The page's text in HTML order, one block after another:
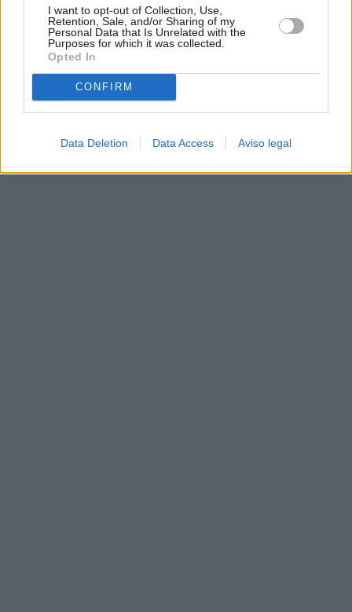
I want to opt-out of Collection, Use,
Retention, Sale, and/or Sharing of my
Personal Data that Is Unrelated with the
Purposes for which it was collected.
Opted In
CONFIRM
Data Deletion Data Access Aviso legal